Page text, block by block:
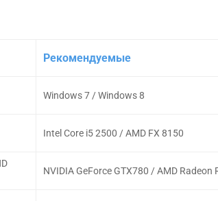
Рекомендуемые
Windows 7 / Windows 8
Intel Core i5 2500 / AMD FX 8150
NVIDIA GeForce GTX780 / AMD Radeon